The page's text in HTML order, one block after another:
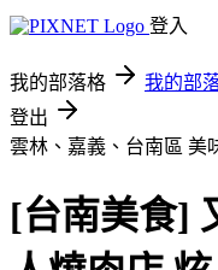
登入
我的部落格 我的部
登出
雲林、嘉義、台南區 美
[台南美食]